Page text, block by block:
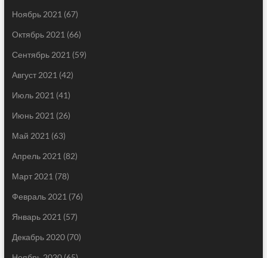
Ноябрь 2021 (67)
Октябрь 2021 (66)
Сентябрь 2021 (59)
Август 2021 (42)
Июль 2021 (41)
Июнь 2021 (26)
Май 2021 (63)
Апрель 2021 (82)
Март 2021 (78)
Февраль 2021 (76)
Январь 2021 (57)
Декабрь 2020(70)